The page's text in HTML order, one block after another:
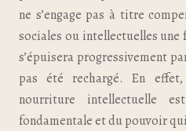
ne s’engage pas à titre
sociales ou intellectuelles
s’épuisera progressivement
pas été rechargé. En
nourriture intellectuelle
fondamentale et du pouvoir